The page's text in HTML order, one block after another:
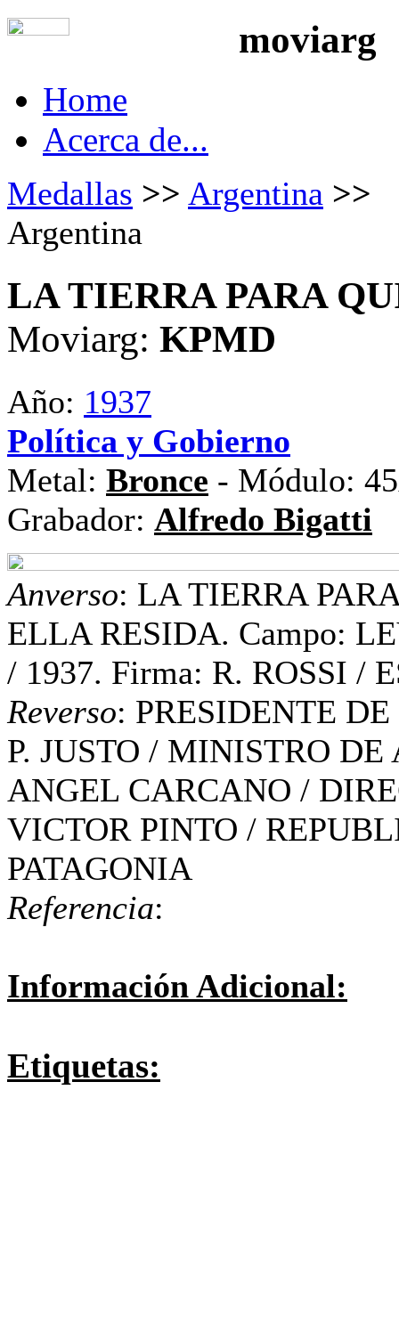
moviarg
Home
Acerca de...
Medallas >> Argentina >>
Argentina
LA TIERRA PARA
Moviarg: KPMD
Año: 1937
Política y Gobierno
Metal: Bronce - Módulo:
Grabador: Alfredo Bigatti
Anverso: LA TIERRA
ELLA RESIDA. Campo:
/ 1937. Firma: R. ROSSI /
Reverso: PRESIDENTE
P. JUSTO / MINISTRO
ANGEL CARCANO /
VICTOR PINTO /
PATAGONIA
Referencia:
Información Adicional:
Etiquetas: